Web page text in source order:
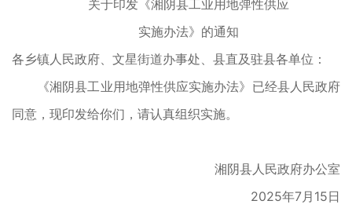
关于印发《湘阴县工业用地弹性供应
实施办法》的通知
各乡镇人民政府、文星街道办事处、县直及驻县各单位：
《湘阴县工业用地弹性供应实施办法》已经县人民政府
同意，现印发给你们，请认真组织实施。
湘阴县人民政府办公室
2025年7月15日